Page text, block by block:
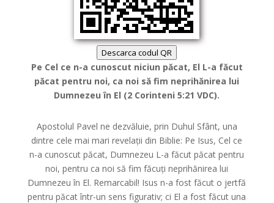
Descarca codul QR
Pe Cel ce n-a cunoscut niciun păcat, El L-a făcut
păcat pentru noi, ca noi să fim neprihănirea lui
Dumnezeu în El (2 Corinteni 5:21 VDC).
Apostolul Pavel ne dezvăluie, prin Duhul Sfânt, una
dintre cele mai mari revelații din Biblie: Pe Isus, Cel ce
n-a cunoscut păcat, Dumnezeu L-a făcut păcat pentru
noi, pentru ca noi să fim făcuți neprihănirea lui
Dumnezeu în El. Remarcabil! Isus n-a fost făcut o jertfă
pentru păcat într-un sens figurativ; ci El a fost făcut una